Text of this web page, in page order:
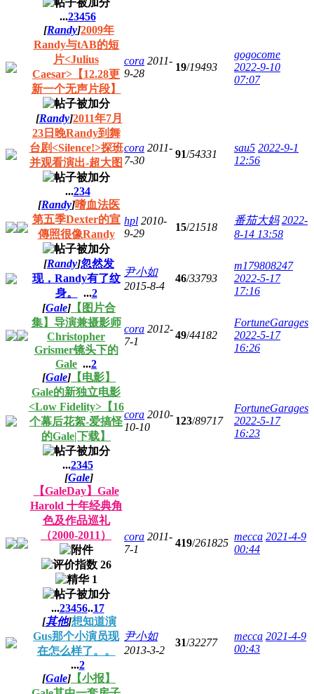
...23456
[Randy]2009年
Randy与tAB的短
片<Julius
Caesar>【12.28更
新一个无声片段】
cora 2011-
9-28
19/19493
gogocome
2022-9-10
07:07
[Randy]2011年7月
23日晚Randy到舞
台剧<Silence!>探班
并观看演出-超大图
...234
cora 2011-
7-30
91/54331
sau5 2022-9-1
12:56
[Randy]嗜血法医
第五季Dexter的宣
傳照很像Randy
hpl 2010-
9-29
15/21518
番茄大妈 2022-
8-14 13:58
[Randy]忽然发
现，Randy有了纹
身。
...2
尹小如
2015-8-4
46/33793
m179808247
2022-5-17
17:16
[Gale] 【图片合
集】导演兼摄影师
Christopher
Grismer镜头下的
Gale ...2
cora 2012-
7-1
49/44182
FortuneGarages
2022-5-17
16:26
[Gale] 【电影】
Gale的新独立电影
<Low Fidelity>【16
个幕后花絮-爱搞怪
的Gale|下载】
...2345
cora 2010-
10-10
123/89717
FortuneGarages
2022-5-17
16:23
[Gale]
【GaleDay】Gale
Harold 十年经典角
色及作品巡礼
（2000-2011）
...23456..17
cora 2011-
7-1
419/261825
mecca 2021-4-9
00:44
[其他]想知道演
Gus那个小演员现
在怎么样了。。
...2
尹小如
2013-3-2
31/32277
mecca 2021-4-9
00:43
[Gale] 【小报】